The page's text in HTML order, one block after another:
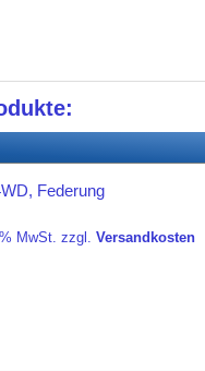
Federung
MwSt. zzgl.Versandkosten